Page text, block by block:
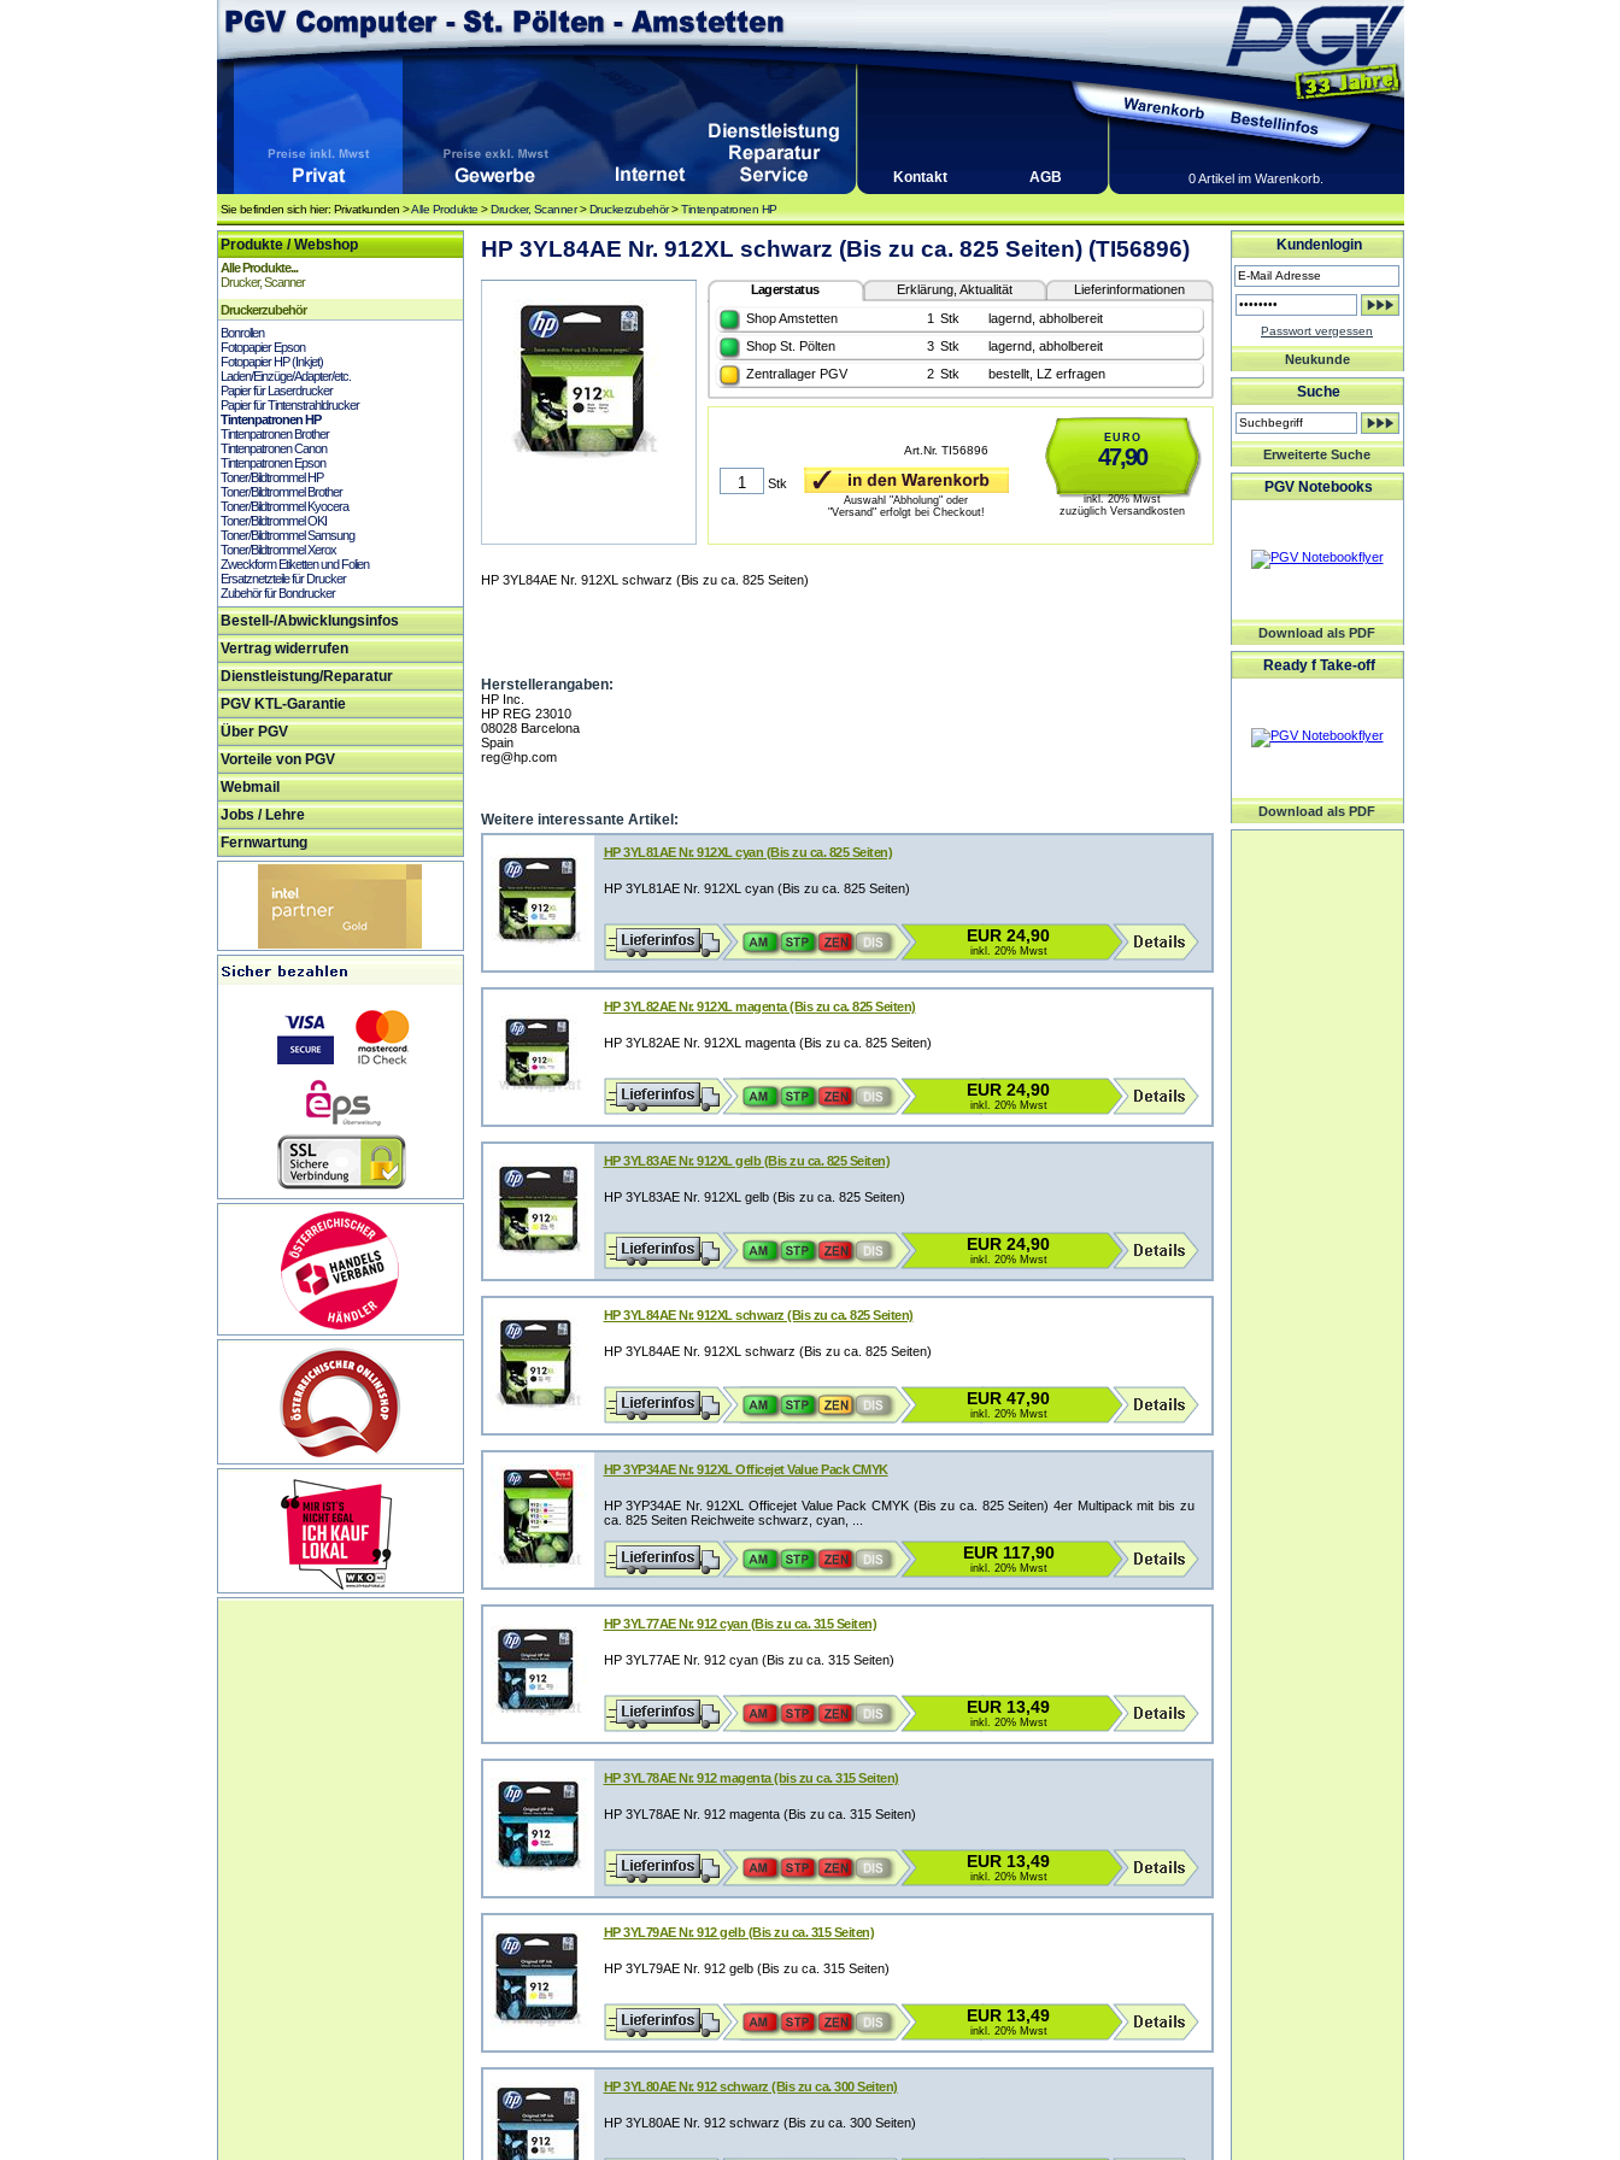
Kontakt AGB 0 Artikel im Warenkorb.
Sie befinden sich hier: Privatkunden >Alle Produkte >Drucker, Scanner>Druckerzubehör>Tintenpatronen HP
Produkte / Webshop
Alle Produkte...
Drucker, Scanner
Druckerzubehör
Bonrollen
Fotopapier Epson
Fotopapier HP (Inkjet)
Laden/Einzüge/Adapter/etc.
Papier für Laserdrucker
Papier für Tintenstrahldrucker
Tintenpatronen HP
Tintenpatronen Brother
Tintenpatronen Canon
Tintenpatronen Epson
Toner/Bildtrommel HP
Toner/Bildtrommel Brother
Toner/Bildtrommel Kyocera
Toner/Bildtrommel OKI
Toner/Bildtrommel Samsung
Toner/Bildtrommel Xerox
Zweckform Etiketten und Folien
Ersatznetzteile für Drucker
Zubehör für Bondrucker
Bestell-/Abwicklungsinfos
Vertrag widerrufen
Dienstleistung/Reparatur
PGV KTL-Garantie
Über PGV
Vorteile von PGV
Webmail
Jobs / Lehre
Fernwartung
HP 3YL84AE Nr. 912XL schwarz (Bis zu ca. 825 Seiten) (TI56896)
Lagerstatus Erklärung, Aktualität
Lieferinformationen
Shop Amstetten
1 Stk
lagernd, abholbereit
Shop St. Pölten
3 Stk
lagernd, abholbereit
Zentrallager PGV
2 Stk bestellt, LZ erfragen
EURO
47,90
inkl. 20% Mwst
zuzüglich Versandkosten
Art.Nr. TI56896
Stk
Auswahl "Abholung" oder
"Versand" erfolgt bei Checkout!
HP 3YL84AE Nr. 912XL schwarz (Bis zu ca. 825 Seiten)
Herstellerangaben:
HP Inc.
HP REG 23010
08028 Barcelona
Spain
reg@hp.com
Weitere interessante Artikel:
HP 3YL81AE Nr. 912XL cyan (Bis zu ca. 825 Seiten)
HP 3YL81AE Nr. 912XL cyan (Bis zu ca. 825 Seiten)
EUR 24,90
inkl. 20% Mwst
HP 3YL82AE Nr. 912XL magenta (Bis zu ca. 825 Seiten)
HP 3YL82AE Nr. 912XL magenta (Bis zu ca. 825 Seiten)
EUR 24,90
inkl. 20% Mwst
HP 3YL83AE Nr. 912XL gelb (Bis zu ca. 825 Seiten)
HP 3YL83AE Nr. 912XL gelb (Bis zu ca. 825 Seiten)
EUR 24,90
inkl. 20% Mwst
HP 3YL84AE Nr. 912XL schwarz (Bis zu ca. 825 Seiten)
HP 3YL84AE Nr. 912XL schwarz (Bis zu ca. 825 Seiten)
EUR 47,90
inkl. 20% Mwst
HP 3YP34AE Nr. 912XL Officejet Value Pack CMYK
HP 3YP34AE Nr. 912XL Officejet Value Pack CMYK (Bis zu ca. 825 Seiten) 4er Multipack mit bis zu
ca. 825 Seiten Reichweite schwarz, cyan, ...
EUR 117,90
inkl. 20% Mwst
HP 3YL77AE Nr. 912 cyan (Bis zu ca. 315 Seiten)
HP 3YL77AE Nr. 912 cyan (Bis zu ca. 315 Seiten)
EUR 13,49
inkl. 20% Mwst
HP 3YL78AE Nr. 912 magenta (bis zu ca. 315 Seiten)
HP 3YL78AE Nr. 912 magenta (Bis zu ca. 315 Seiten)
EUR 13,49
inkl. 20% Mwst
HP 3YL79AE Nr. 912 gelb (Bis zu ca. 315 Seiten)
HP 3YL79AE Nr. 912 gelb (Bis zu ca. 315 Seiten)
EUR 13,49
inkl. 20% Mwst
HP 3YL80AE Nr. 912 schwarz (Bis zu ca. 300 Seiten)
HP 3YL80AE Nr. 912 schwarz (Bis zu ca. 300 Seiten)
Kundenlogin
Passwort vergessen
Neukunde
Suche
Erweiterte Suche
PGV Notebooks
Download als PDF
Ready f Take-off
Download als PDF